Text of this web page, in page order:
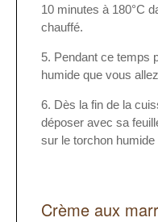
10 minutes à 180°C
chauffé.
Pendant ce temps
humide que vous
Dès la fin de la
déposer avec sa
sur le torchon humide
Crème aux